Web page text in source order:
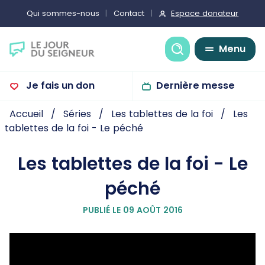
Qui sommes-nous Contact Espace donateur
Recherche
Menu
Je fais un don Dernière messe
Accueil Séries Les tablettes de la foi
Les
tablettes de la foi - Le péché
Les tablettes de la foi - Le
péché
PUBLIÉ LE 09 AOÛT 2016